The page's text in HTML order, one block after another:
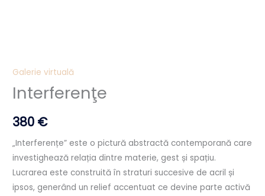
Galerie virtuală
Interferenţe
380 €
„Interferențe” este o pictură abstractă contemporană care
investighează relația dintre materie, gest și spațiu.
Lucrarea este construită în straturi succesive de acril și
ipsos, generând un relief accentuat ce devine parte activă